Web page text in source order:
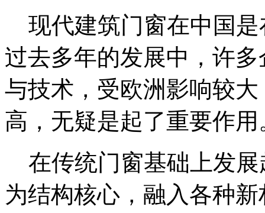
现代建筑门窗在中国是
过去多年的发展中，许
与技术，受欧洲影响较
高，无疑是起了重要作用
在传统门窗基础上发展
为结构核心，融入各种